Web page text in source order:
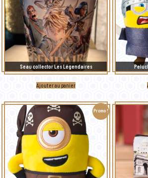
Seau collector Les Légendaires
Ajouter au panier
Promo !